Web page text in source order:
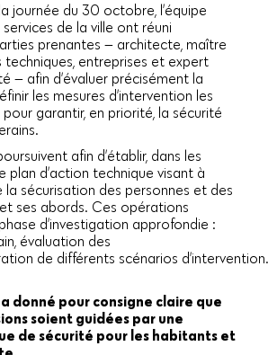
journée du 30 octobre, l’équipe
de la ville ont réuni
prenantes — architecte, maître
techniques, entreprises et expert
— afin d’évaluer précisément la
les mesures d’intervention les
garantir, en priorité, la sécurité
afin d’établir, dans les
plan d’action technique visant à
sécurisation des personnes et des
ses abords. Ces opérations
d’investigation approfondie :
évaluation des
de différents scénarios d’intervention.
donné pour consigne claire que
soient guidées par une
de sécurité pour les habitants et